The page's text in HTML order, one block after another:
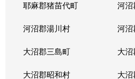
耶麻郡猪苗代町 河
河沼郡湯川村 河
大沼郡三島町 大
大沼郡昭和村 大